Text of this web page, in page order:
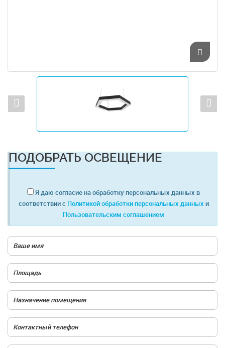
ПОДОБРАТЬ ОСВЕЩЕНИЕ
Я даю согласие на обработку персональных данных в
соответствии с Политикой обработки персональных данных и
Пользовательским соглашением